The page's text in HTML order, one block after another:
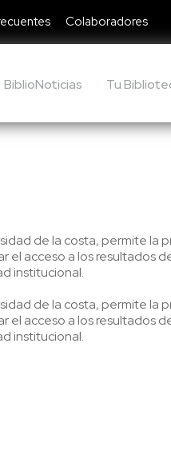
Colaboradores
BiblioNoticias Tu
de la costa, permite la
el acceso a los resultados
institucional.
de la costa, permite la
el acceso a los resultados
institucional.